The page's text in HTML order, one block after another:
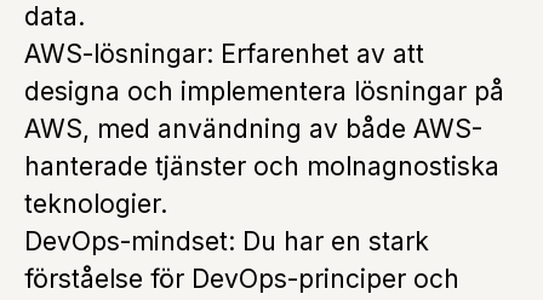
data.
AWS-lösningar: Erfarenhet av att
designa och implementera lösningar på
AWS, med användning av både AWS-
hanterade tjänster och molnagnostiska
teknologier.
DevOps-mindset: Du har en stark
förståelse för DevOps-principer och